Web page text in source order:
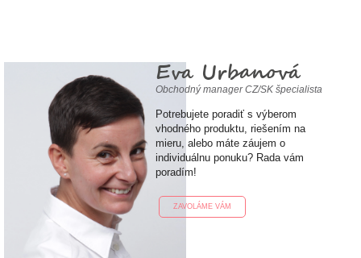
Eva Urbanová
Obchodný manager CZ/SK špecialista
Potrebujete poradiť s výberom
vhodného produktu, riešením na
mieru, alebo máte záujem o
individuálnu ponuku? Rada vám
poradím!
ZAVOLÁME VÁM